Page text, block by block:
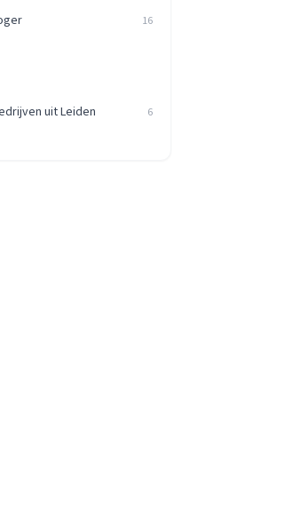
16
uit Leiden 6